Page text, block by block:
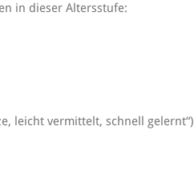
in dieser Altersstufe:
leicht vermittelt, schnell gelernt“)